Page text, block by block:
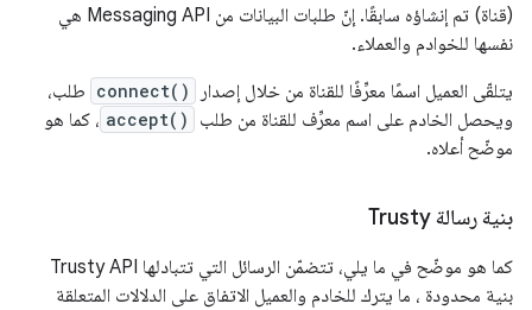
(قناة) تم إنشاؤه سابقًا. إنّ طلبات البيانات من Messaging API هي
نفسها للخوادم والعملاء.
يتلقّى العميل اسمًا معرِّفًا للقناة من خلال إصدار
connect() طلب،
ويحصل الخادم على اسم معرِّف للقناة من طلب
accept() ، كما هو
موضّح أعلاه.
بنية رسالة Trusty
كما هو موضّح في ما يلي، تتضمّن الرسائل التي تتبادلها Trusty API
بنية محدودة ، ما يترك للخادم والعميل الاتفاق على الدلالات المتعلقة